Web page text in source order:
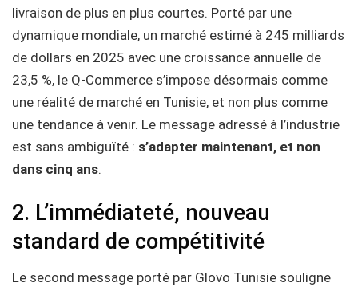
livraison de plus en plus courtes. Porté par une
dynamique mondiale, un marché estimé à 245 milliards
de dollars en 2025 avec une croissance annuelle de
23,5 %, le Q-Commerce s’impose désormais comme
une réalité de marché en Tunisie, et non plus comme
une tendance à venir. Le message adressé à l’industrie
est sans ambiguïté : s’adapter maintenant, et non
dans cinq ans.
2. L’immédiateté, nouveau
standard de compétitivité
Le second message porté par Glovo Tunisie souligne